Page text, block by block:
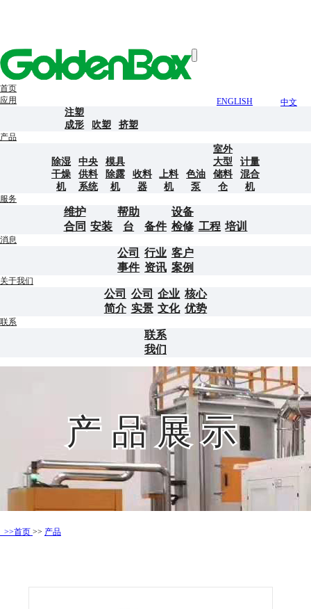
中文
ENGLISH
首页
应用
注塑
成形
吹塑 挤塑
产品
除湿
干燥
机
中央
供料
系统
模具
除露
机
收料
器
上料
机
色油
泵
室外
大型
储料
仓
计量
混合
机
服务
维护
合同 安装
帮助
台
备件
设备
检修 工程 培训
消息
公司
事件
行业
资讯
客户
案例
关于我们
公司
简介
公司
实景
企业
文化
核心
优势
联系
联系
我们
产品展示
>>首页 >> 产品